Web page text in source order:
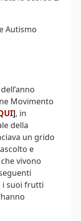
Movimento
], in
della
un grido
e
vivono
i suoi frutti